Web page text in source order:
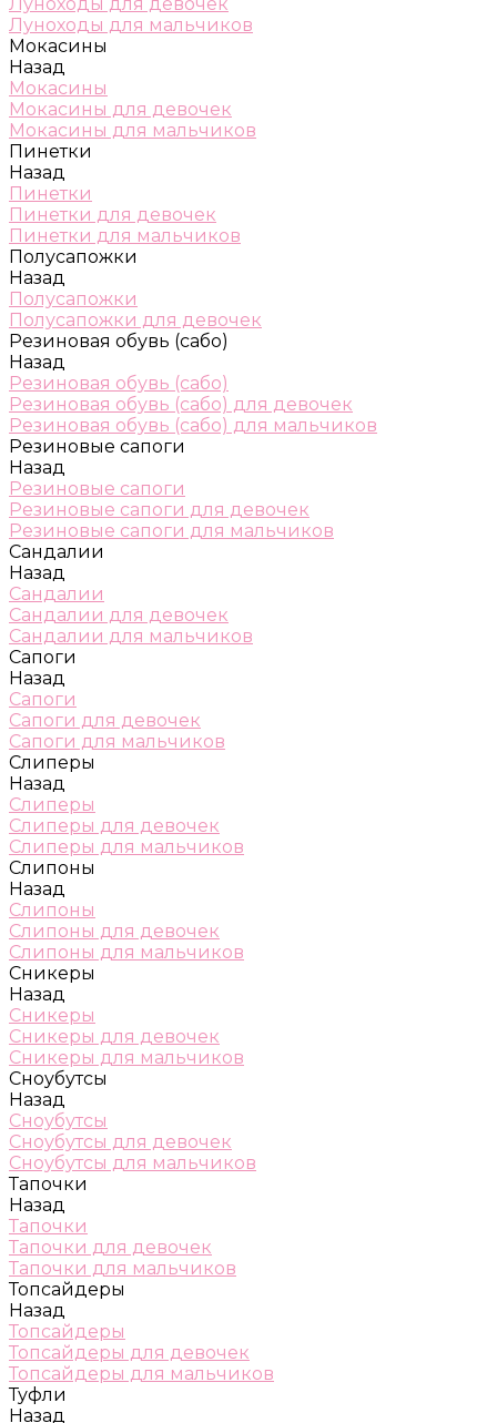
Луноходы для мальчиков
Мокасины
Назад
Мокасины
Мокасины для девочек
Мокасины для мальчиков
Пинетки
Назад
Пинетки
Пинетки для девочек
Пинетки для мальчиков
Полусапожки
Назад
Полусапожки
Полусапожки для девочек
Резиновая обувь (сабо)
Назад
Резиновая обувь (сабо)
Резиновая обувь (сабо) для девочек
Резиновая обувь (сабо) для мальчиков
Резиновые сапоги
Назад
Резиновые сапоги
Резиновые сапоги для девочек
Резиновые сапоги для мальчиков
Сандалии
Назад
Сандалии
Сандалии для девочек
Сандалии для мальчиков
Сапоги
Назад
Сапоги
Сапоги для девочек
Сапоги для мальчиков
Слиперы
Назад
Слиперы
Слиперы для девочек
Слиперы для мальчиков
Слипоны
Назад
Слипоны
Слипоны для девочек
Слипоны для мальчиков
Сникеры
Назад
Сникеры
Сникеры для девочек
Сникеры для мальчиков
Сноубутсы
Назад
Сноубутсы
Сноубутсы для девочек
Сноубутсы для мальчиков
Тапочки
Назад
Тапочки
Тапочки для девочек
Тапочки для мальчиков
Топсайдеры
Назад
Топсайдеры
Топсайдеры для девочек
Топсайдеры для мальчиков
Туфли
Назад